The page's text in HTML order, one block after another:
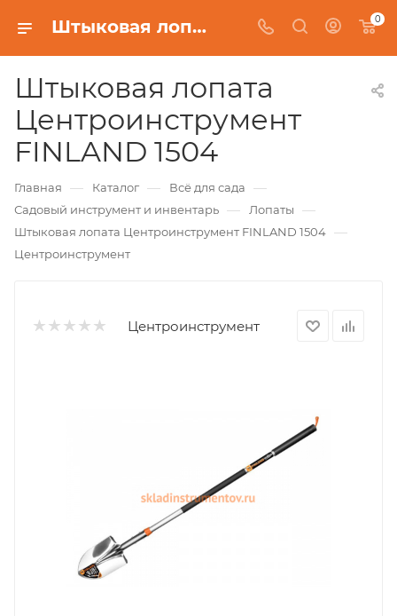
Штыковая лопата Центроинструмент FINLAND 1504 0
Штыковая лопата
Центроинструмент
FINLAND 1504
Главная — Каталог — Всё для сада —
Садовый инструмент и инвентарь — Лопаты —
Штыковая лопата Центроинструмент FINLAND 1504 —
Центроинструмент
Центроинструмент